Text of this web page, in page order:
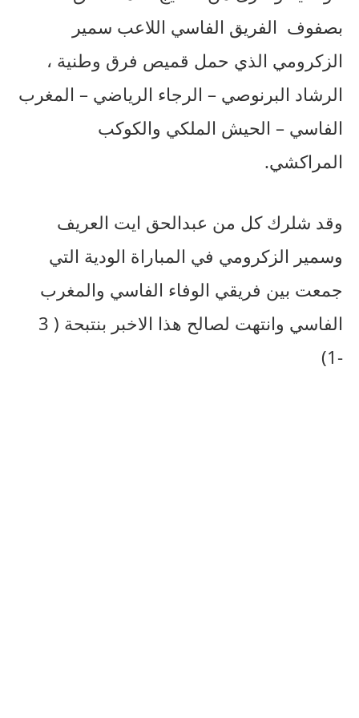
بصفوف الفريق الفاسي اللاعب سمير
الزكرومي الذي حمل قميص فرق وطنية ،
الرشاد البرنوصي – الرجاء الرياضي – المغرب
الفاسي – الحيش الملكي والكوكب
المراكشي.
وقد شلرك كل من عبدالحق ايت العريف
وسمير الزكرومي في المباراة الودية التي
جمعت بين فريقي الوفاء الفاسي والمغرب
الفاسي وانتهت لصالح هذا الاخبر بنتبحة ( 3
-1)